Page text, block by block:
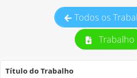
Todos os
Trabalho
Título do Trabalho